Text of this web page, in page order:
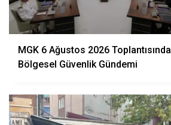
MGK 6 Ağustos 2026 Toplantısında
Bölgesel Güvenlik Gündemi